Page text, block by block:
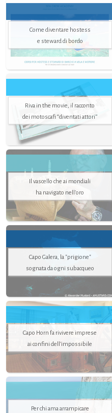
Come diventare hostess
e steward di bordo
Riva in the movie, il racconto
dei motoscafi “diventati attori”
Il vascello che ai mondiali
ha navigato nell’oro
Capo Galera, la "prigione"
sognata da ogni subacqueo
Capo Horn fa rivivere imprese
ai confini dell’impossibile
Per chi ama arrampicare